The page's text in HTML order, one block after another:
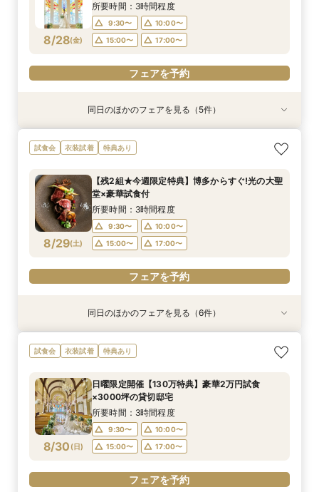
8/27 (木)
フェアを予約
8/27 (木)
17:00〜
フェアを予約
8/27 (木)
15:00〜
17:00〜
フェアを予約
8/27 (木)
15:00〜
17:00〜
フェアを予約
8/27 (木)
15:00〜
17:00〜
フェアを予約
8/28(金)
所要時間：3時間程度
9:30〜
10:00〜
15:00〜
17:00〜
フェアを予約
特典あり
8/28(金)
【自宅で式場見学★】在宅&スマホでOK！オン
ライン相談会♪
10:00〜
フェアを予約
特典あり
8/28(金)
【迷っている方も大歓迎】最短90分×見積もり相
談×次回試食付
10:00〜
17:00〜
フェアを予約
衣装試着 特典あり
8/28(金)
＼前々日〜当日予約◎／フレンチ試食＆直前予約
限定前撮り特典付
9:30〜
15:00〜
17:00〜
フェアを予約
特典あり
8/28(金)
【フォト婚】貸切邸宅で残す大切な一日！期間限
定特典付相談会
9:30〜
15:00〜
17:00〜
フェアを予約
衣装試着 特典あり
8/28(金)
今月限定【130万優待★ドレス試着】光の大聖堂
×特製スイーツ
9:30〜
15:00〜
17:00〜
フェアを予約
同日のほかのフェアを見る（5件）
試食会 衣装試着 特典あり
8/29(土)
【残2組★今週限定特典】博多からすぐ!光の大聖
堂×豪華試食付
所要時間：3時間程度
9:30〜
10:00〜
15:00〜
17:00〜
フェアを予約
衣装試着 特典あり
8/29(土)
【フリードリンク特典付】試食×最大130万円優
待×リゾート
9:30〜
10:00〜
15:00〜
17:00〜
フェアを予約
特典あり
8/29(土)
【自宅で式場見学★】在宅&スマホでOK！オン
ライン相談会♪
10:00〜 17:00〜
フェアを予約
特典あり
8/29(土)
【迷っている方も大歓迎】最短90分×見積もり相
談×次回試食付
10:00〜
15:00〜
17:00〜
フェアを予約
衣装試着 特典あり
8/29(土)
＼前々日〜当日予約◎／フレンチ試食＆直前予約
限定前撮り特典付
9:30〜
10:00〜
15:00〜
17:00〜
フェアを予約
特典あり
8/29(土)
【フォト婚】貸切邸宅で残す大切な一日！期間限
定特典付相談会
9:30〜
10:00〜
15:00〜
17:00〜
フェアを予約
衣装試着 特典あり
8/29(土)
今月限定【130万優待★ドレス試着】光の大聖堂
×特製スイーツ
9:30〜
10:00〜
15:00〜
17:00〜
フェアを予約
同日のほかのフェアを見る（6件）
試食会 衣装試着 特典あり
8/30 (日)
日曜限定開催【130万特典】豪華2万円試食
×3000坪の貸切邸宅
所要時間：3時間程度
9:30〜
10:00〜
15:00〜
17:00〜
フェアを予約